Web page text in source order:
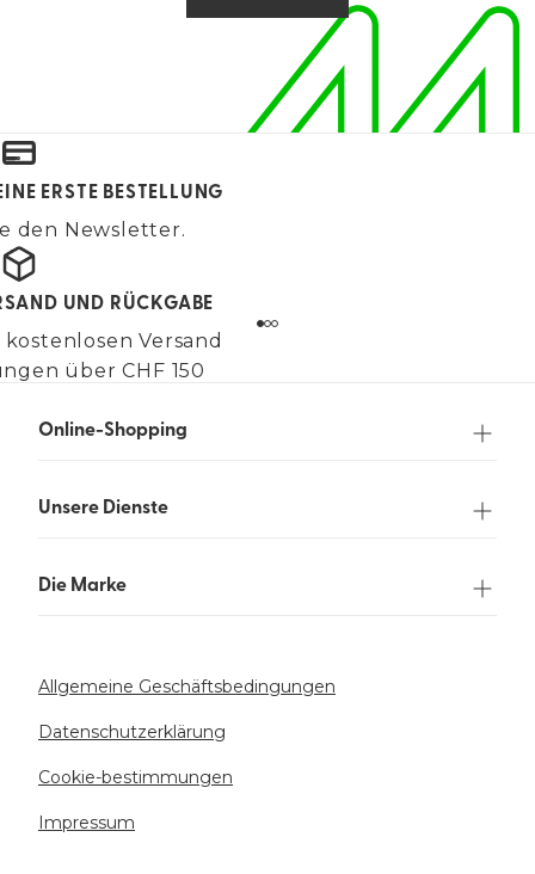
ERSTE BESTELLUNG
den Newsletter.
UND RÜCKGABE
Versand
über CHF 150
Online-Shopping
Unsere Dienste
Die Marke
Allgemeine Geschäftsbedingungen
Datenschutzerklärung
Cookie-bestimmungen
Impressum